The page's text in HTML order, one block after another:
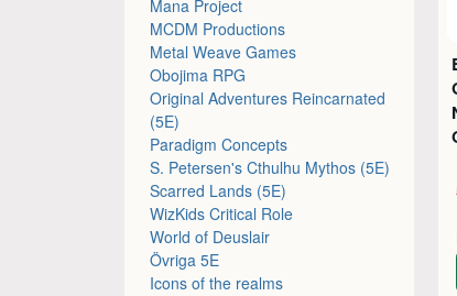
Mana Project
MCDM Productions
Metal Weave Games
Obojima RPG
Original Adventures Reincarnated
(5E)
Paradigm Concepts
S. Petersen's Cthulhu Mythos (5E)
Scarred Lands (5E)
WizKids Critical Role
World of Deuslair
Övriga 5E
Icons of the realms